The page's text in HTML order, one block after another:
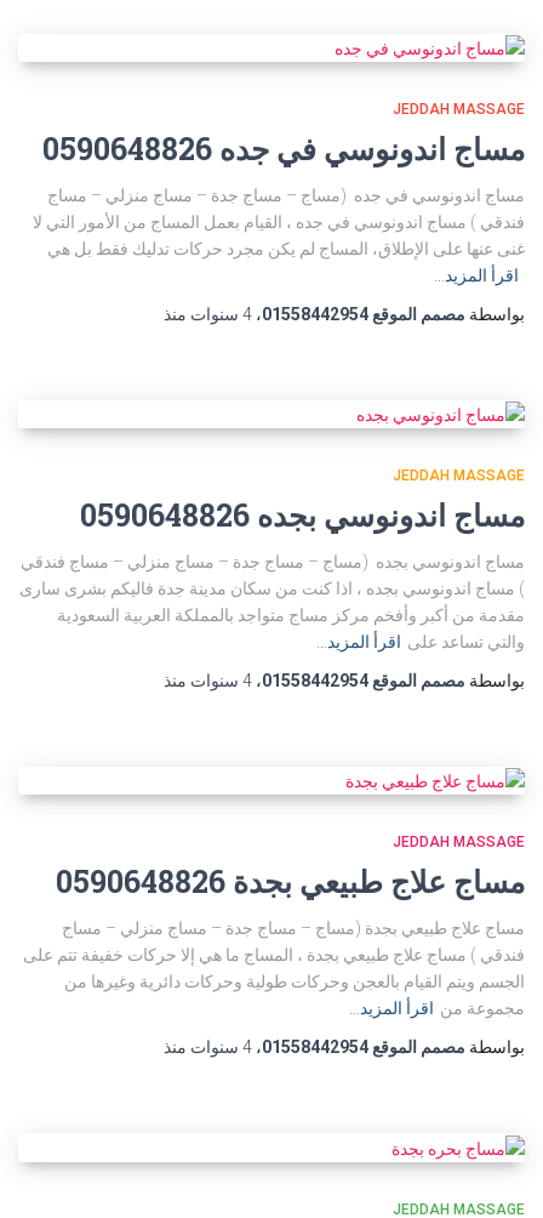
JEDDAH MASSAGE
مساج اندونوسي في جده 0590648826
مساج اندونوسي في جده (مساج – مساج جدة – مساج منزلي – مساج
فندقي ) مساج اندونوسي في جده ، القيام بعمل المساج من الأمور التي لا
غنى عنها على الإطلاق، المساج لم يكن مجرد حركات تدليك فقط بل هي
اقرأ المزيد…
بواسطة مصمم الموقع 01558442954 ، 4 سنوات منذ
JEDDAH MASSAGE
مساج اندونوسي بجده 0590648826
مساج اندونوسي بجده (مساج – مساج جدة – مساج منزلي – مساج فندقي
) مساج اندونوسي بجده ، اذا كنت من سكان مدينة جدة فاليكم بشرى سارى
مقدمة من أكبر وأفخم مركز مساج متواجد بالمملكة العربية السعودية
والتي تساعد على اقرأ المزيد…
بواسطة مصمم الموقع 01558442954 ، 4 سنوات منذ
JEDDAH MASSAGE
مساج علاج طبيعي بجدة 0590648826
مساج علاج طبيعي بجدة (مساج – مساج جدة – مساج منزلي – مساج
فندقي ) مساج علاج طبيعي بجدة ، المساج ما هي إلا حركات خفيفة تتم على
الجسم ويتم القيام بالعجن وحركات طولية وحركات دائرية وغيرها من
مجموعة من اقرأ المزيد…
بواسطة مصمم الموقع 01558442954 ، 4 سنوات منذ
JEDDAH MASSAGE